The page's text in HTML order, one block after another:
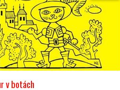
v botách